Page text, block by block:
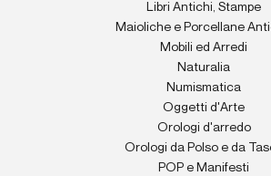
Libri Antichi, Stampe
Maioliche e Porcellane
Mobili ed Arredi
Naturalia
Numismatica
Oggetti d'Arte
Orologi d'arredo
Orologi da Polso e da
POP e Manifesti